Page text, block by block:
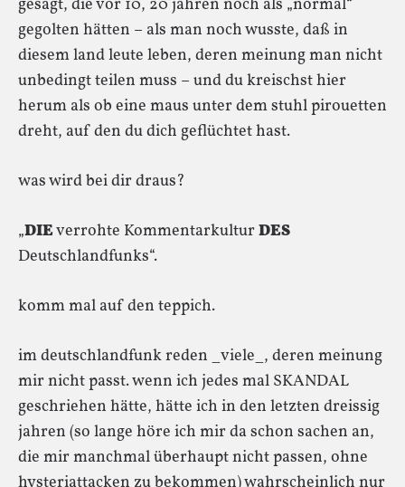
gesagt, die vor 10, 20 jahren noch als „normal“
gegolten hätten – als man noch wusste, daß in
diesem land leute leben, deren meinung man nicht
unbedingt teilen muss – und du kreischst hier
herum als ob eine maus unter dem stuhl pirouetten
dreht, auf den du dich geflüchtet hast.
was wird bei dir draus?
„DIEverrohte Kommentarkultur DES
Deutschlandfunks“.
komm mal auf den teppich.
im deutschlandfunk reden _viele_, deren meinung
mir nicht passt. wenn ich jedes mal SKANDAL
geschriehen hätte, hätte ich in den letzten dreissig
jahren (so lange höre ich mir da schon sachen an,
die mir manchmal überhaupt nicht passen, ohne